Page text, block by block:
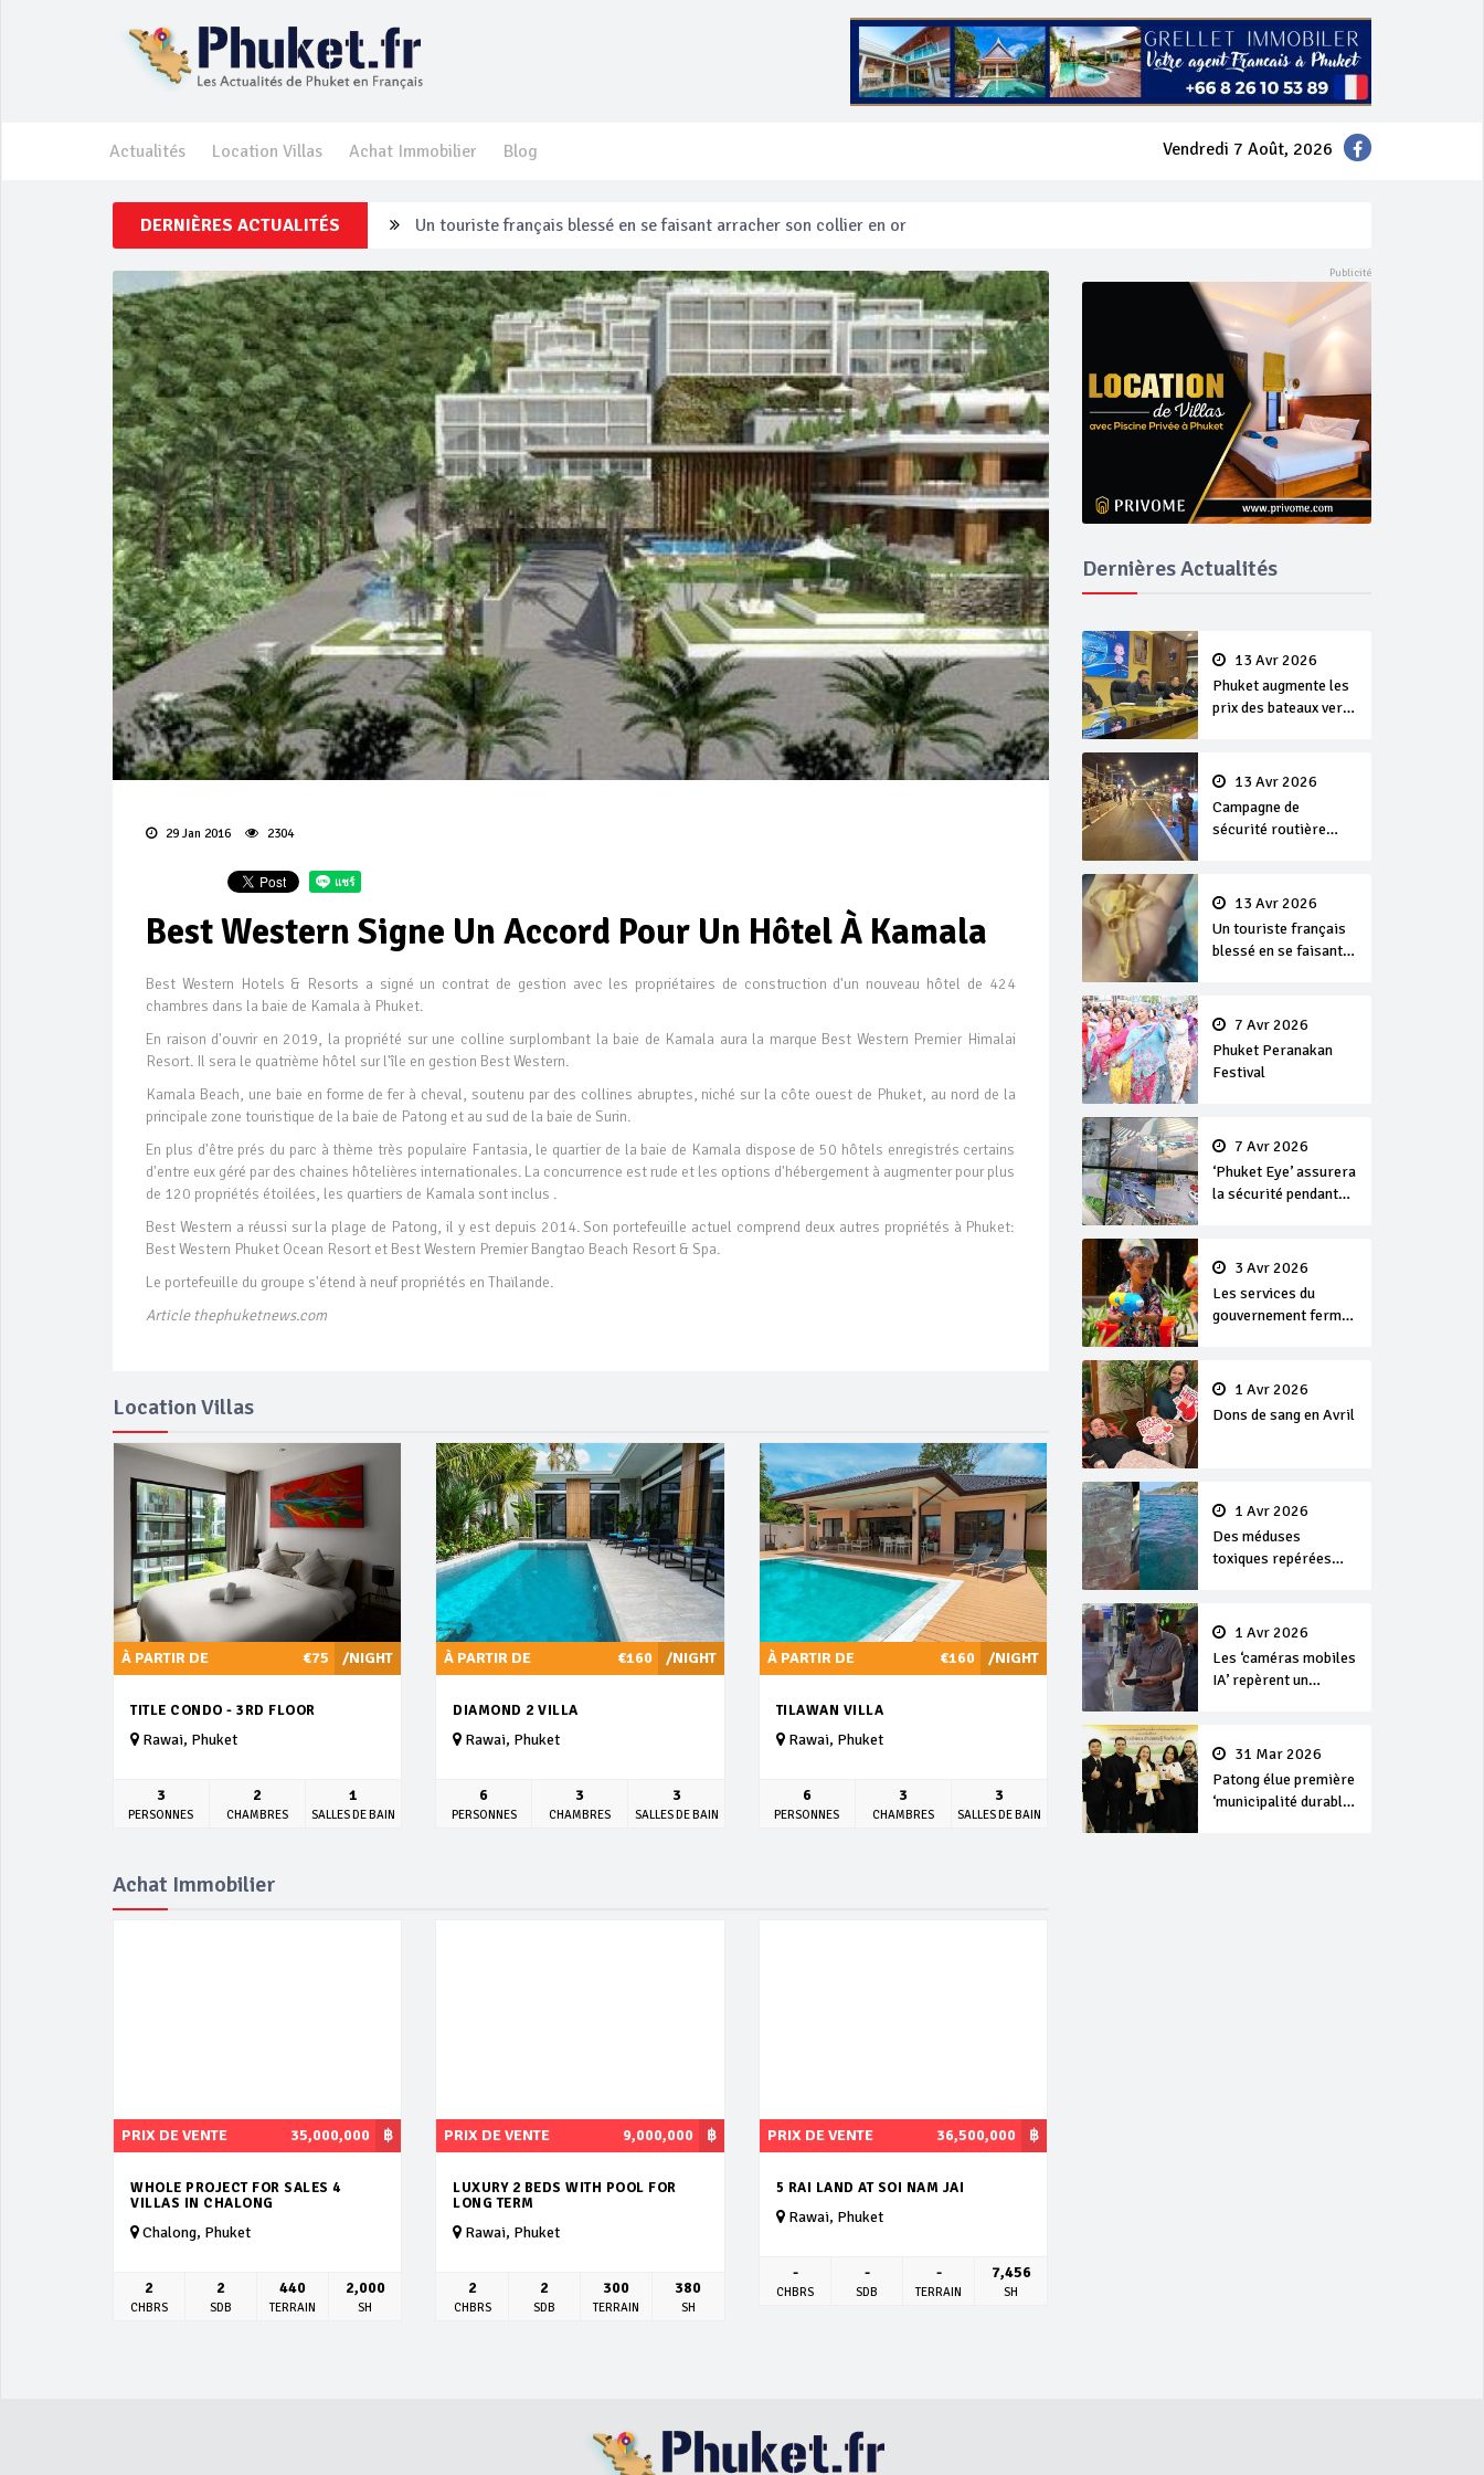
Actualités Location Villas Achat Immobilier Blog Vendredi 7 Août, 2026
DERNIÈRES ACTUALITÉS Un touriste français blessé en se faisant arracher son collier en or
Phuket Peranakan Festival
‘Phuket Eye’ assurera la sécurité pendant Songkran
Phuket augmente les prix des bateaux vers Koh Phi Phi et des excursions en mer
Campagne de sécurité routière ‘Seven Days of Danger’ de Songkran
29 Jan 2016 2304
Best Western Signe Un Accord Pour Un Hôtel À Kamala
Best Western Hotels & Resorts a signé un contrat de gestion avec les propriétaires de construction d'un nouveau hôtel de 424
chambres dans la baie de Kamala à Phuket.
En raison d'ouvrir en 2019, la propriété sur une colline surplombant la baie de Kamala aura la marque Best Western Premier Himalai
Resort. Il sera le quatrième hôtel sur l'île en gestion Best Western.
Kamala Beach, une baie en forme de fer à cheval, soutenu par des collines abruptes, niché sur la côte ouest de Phuket, au nord de la
principale zone touristique de la baie de Patong et au sud de la baie de Surin.
En plus d'être prés du parc à thème très populaire Fantasia, le quartier de la baie de Kamala dispose de 50 hôtels enregistrés certains
d'entre eux géré par des chaines hôtelières internationales. La concurrence est rude et les options d'hébergement à augmenter pour plus
de 120 propriétés étoilées, les quartiers de Kamala sont inclus .
Best Western a réussi sur la plage de Patong, il y est depuis 2014. Son portefeuille actuel comprend deux autres propriétés à Phuket:
Best Western Phuket Ocean Resort et Best Western Premier Bangtao Beach Resort & Spa.
Le portefeuille du groupe s'étend à neuf propriétés en Thaïlande.
Article thephuketnews.com
Dernières Actualités
13 Avr 2026
Phuket augmente les
prix des bateaux vers
13 Avr 2026
Campagne de
sécurité routière
13 Avr 2026
Un touriste français
blessé en se faisant
7 Avr 2026
Phuket Peranakan
Festival
7 Avr 2026
‘Phuket Eye’ assurera
la sécurité pendant
3 Avr 2026
Les services du
gouvernement fermés
Songkran
1 Avr 2026
Dons de sang en Avril
1 Avr 2026
Des méduses
toxiques repérées
1 Avr 2026
Les ‘caméras mobiles
IA’ repèrent un
séjour31 Mar 2026
Patong élue première
‘municipalité durable’
Location Villas
/NIGHT
À PARTIR DE €75
TITLE CONDO - 3RD FLOOR
Rawai, Phuket
3
PERSONNES
2
CHAMBRES
1
SALLES DE BAIN
/NIGHT
À PARTIR DE €160
DIAMOND 2 VILLA
Rawai, Phuket
6
PERSONNES
3
CHAMBRES
3
SALLES DE BAIN
/NIGHT
À PARTIR DE €160
TILAWAN VILLA
Rawai, Phuket
6
PERSONNES
3
CHAMBRES
3
SALLES DE BAIN
Achat Immobilier
฿
PRIX DE VENTE 35,000,000
WHOLE PROJECT FOR SALES 4
VILLAS IN CHALONG
Chalong, Phuket
2
CHBRS
2
SDB
440
TERRAIN
2,000
SH
฿
PRIX DE VENTE 9,000,000
LUXURY 2 BEDS WITH POOL FOR
LONG TERM
Rawai, Phuket
2
CHBRS
2
SDB
300
TERRAIN
380
SH
฿
PRIX DE VENTE 36,500,000
5 RAI LAND AT SOI NAM JAI
Rawai, Phuket
-
CHBRS
-
SDB
-
TERRAIN
7,456
SH